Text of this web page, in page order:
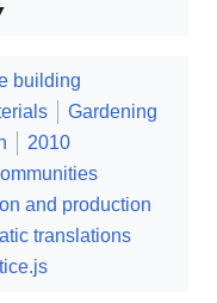
building
Gardening
2010
and production
translations